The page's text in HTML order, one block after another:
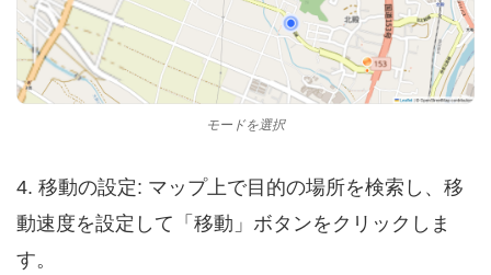
モードを選択
4. 移動の設定: マップ上で目的の場所を検索し、移
動速度を設定して「移動」ボタンをクリックしま
す。